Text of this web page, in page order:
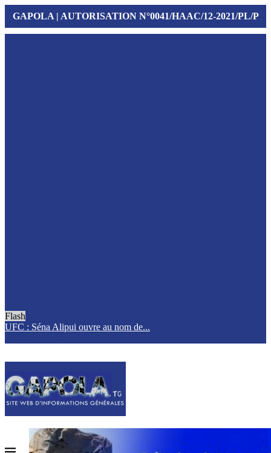
GAPOLA | AUTORISATION N°0041/HAAC/12-2021/PL/P
Flash
UFC : Séna Alipui ouvre au nom de...